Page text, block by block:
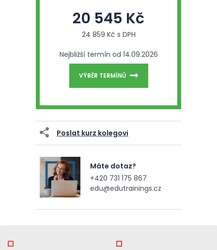
20 545 Kč
24 859 Kč s DPH
Nejbližší termín od 14.09.2026
VÝBĚR TERMÍNŮ
Poslat kurz kolegovi
Máte dotaz?
+420 731 175 867
edu@edutrainings.cz